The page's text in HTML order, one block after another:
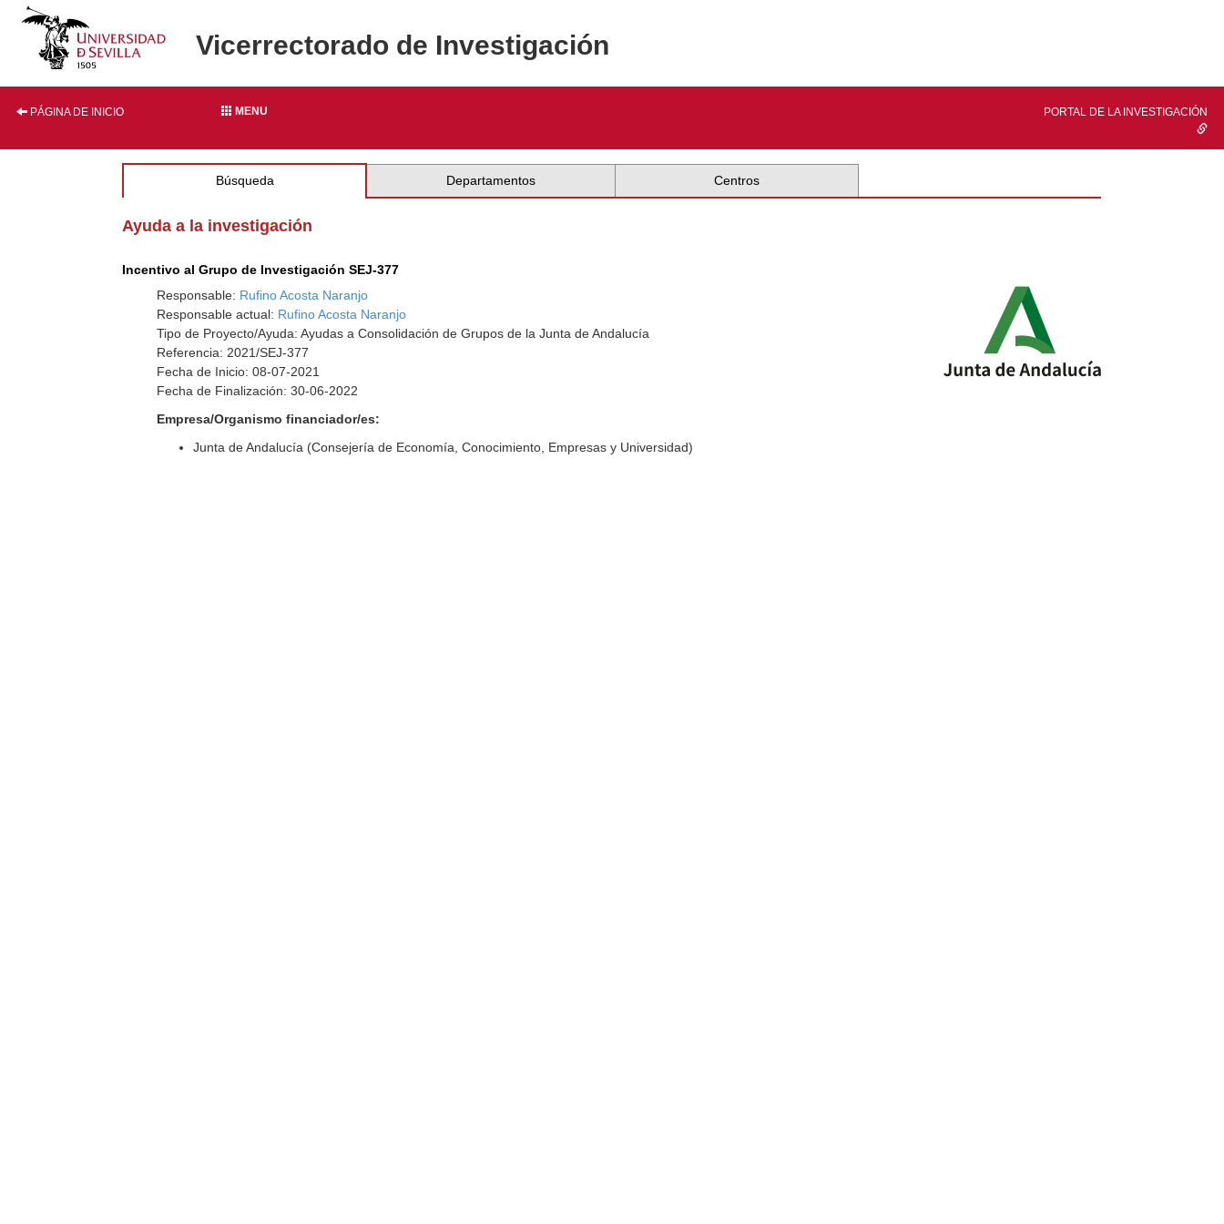
Vicerrectorado de Investigación
PÁGINA DE INICIO MENU PORTAL DE LA INVESTIGACIÓN
Búsqueda Departamentos Centros
Ayuda a la investigación
Incentivo al Grupo de Investigación SEJ-377
Responsable: Rufino Acosta Naranjo
Responsable actual: Rufino Acosta Naranjo
Tipo de Proyecto/Ayuda: Ayudas a Consolidación de Grupos de la Junta de Andalucía
Referencia: 2021/SEJ-377
Fecha de Inicio: 08-07-2021
Fecha de Finalización: 30-06-2022
Empresa/Organismo financiador/es:
Junta de Andalucía (Consejería de Economía, Conocimiento, Empresas y Universidad)